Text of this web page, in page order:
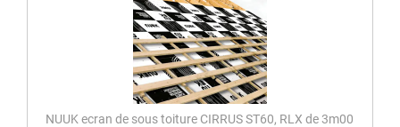
NUUK ecran de sous toiture CIRRUS ST60, RLX de 3m00